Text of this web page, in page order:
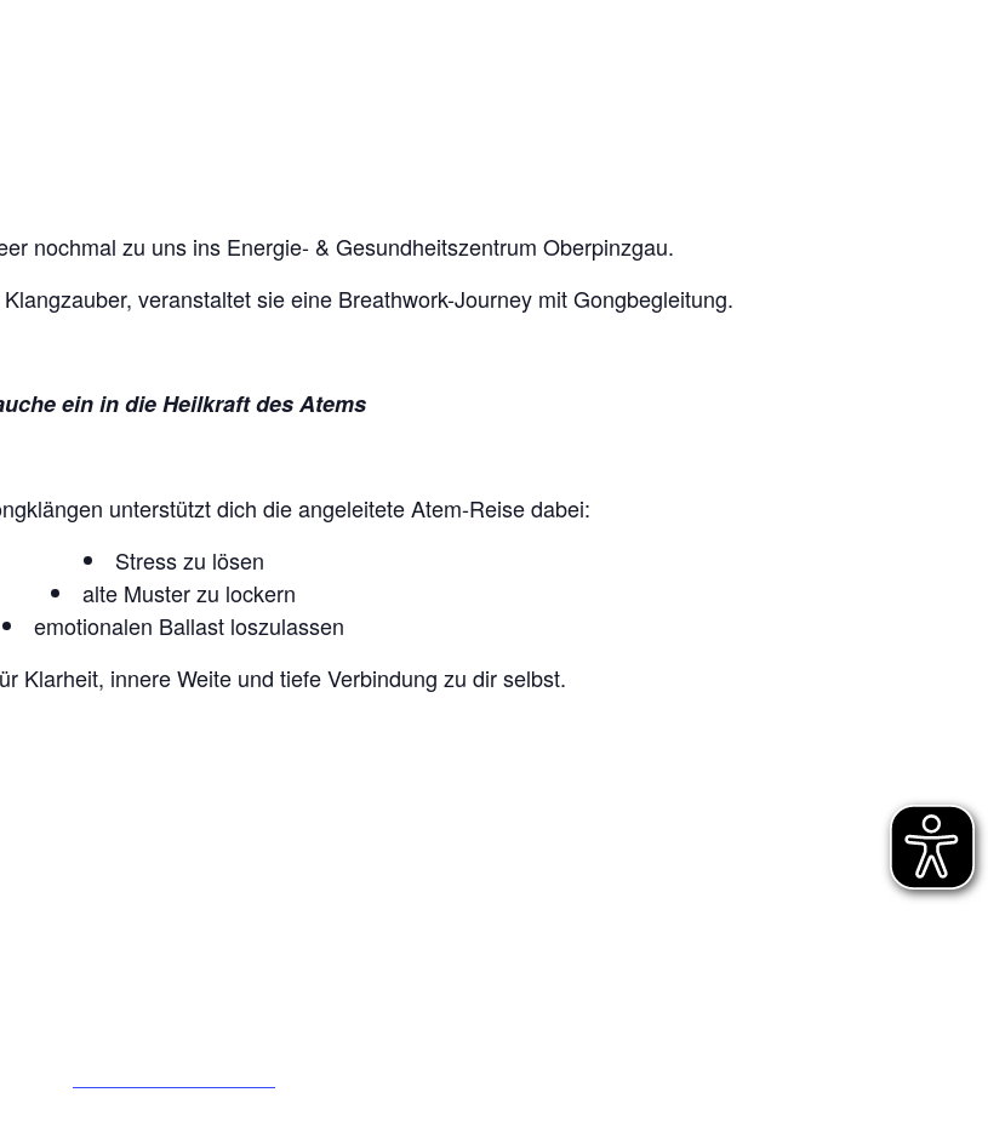
nochmal zu uns ins Energie- & Gesundheitszentrum Oberpinzgau.
veranstaltet sie eine Breathwork-Journey mit Gongbegleitung.
ein in die Heilkraft des Atems
unterstützt dich die angeleitete Atem-Reise dabei:
Stress zu lösen
alte Muster zu lockern
emotionalen Ballast loszulassen
Klarheit, innere Weite und tiefe Verbindung zu dir selbst.